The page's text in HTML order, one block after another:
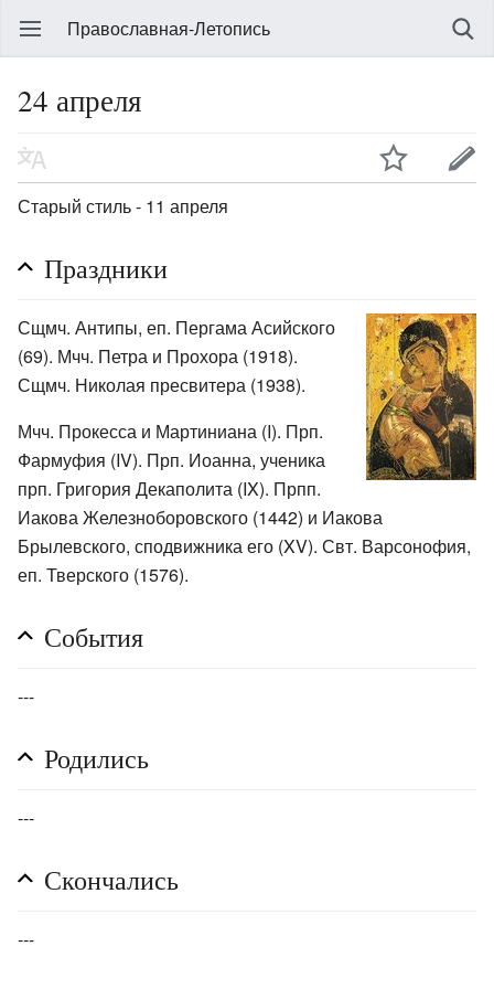
Православная-Летопись
24 апреля
Старый стиль - 11 апреля
Праздники
Сщмч. Антипы, еп. Пергама Асийского
(69). Мчч. Петра и Прохора (1918).
Сщмч. Николая пресвитера (1938).
Мчч. Прокесса и Мартиниана (I). Прп.
Фармуфия (IV). Прп. Иоанна, ученика
прп. Григория Декаполита (IX). Прпп.
Иакова Железноборовского (1442) и Иакова
Брылевского, сподвижника его (XV). Свт. Варсонофия,
еп. Тверского (1576).
События
---
Родились
---
Скончались
---